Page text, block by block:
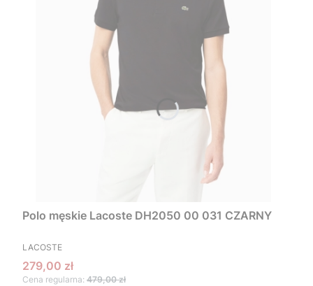
Polo męskie Lacoste DH2050 00 031 CZARNY
PRODUCENT
LACOSTE
Cena promocyjna
279,00 zł
Cena regularna: 479,00 zł